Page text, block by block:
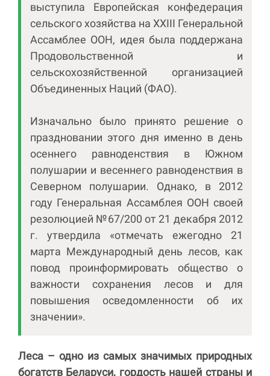
выступила Европейская конфедерация
сельского хозяйства на XXIII Генеральной
Ассамблее ООН, идея была поддержана
Продовольственной и
сельскохозяйственной организацией
Объединенных Наций (ФАО).
Изначально было принято решение о
праздновании этого дня именно в день
осеннего равноденствия в Южном
полушарии и весеннего равноденствия в
Северном полушарии. Однако, в 2012
году Генеральная Ассамблея ООН своей
резолюцией №67/200 от 21 декабря 2012
г. утвердила «отмечать ежегодно 21
марта Международный день лесов, как
повод проинформировать общество о
важности сохранения лесов и для
повышения осведомленности об их
значении».
Леса – одно из самых значимых природных
богатств Беларуси, гордость нашей страны и